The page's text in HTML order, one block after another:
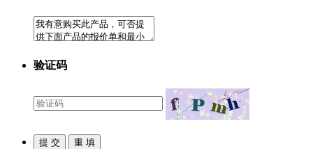
验证码